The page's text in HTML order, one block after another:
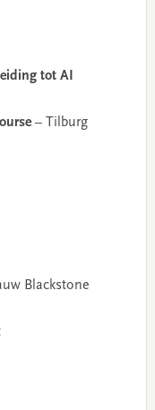
tot AI
– Tilburg
Blackstone